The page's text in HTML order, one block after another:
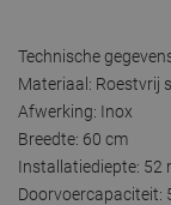
Technische
Materiaal: Roestvrij
Afwerking: Inox
Breedte: 60 cm
Installatiediepte: 52
Doorvoercapaciteit: